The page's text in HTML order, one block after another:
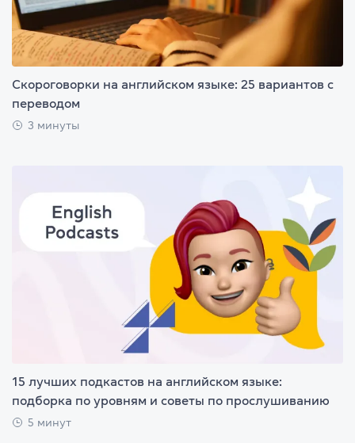
Скороговорки на английском языке: 25 вариантов с
переводом
3 минуты
15 лучших подкастов на английском языке:
подборка по уровням и советы по прослушиванию
5 минут